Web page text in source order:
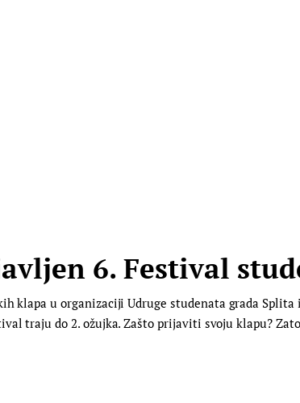
6. Festival
klapa u organizaciji Udruge studenata grada
traju do 2. ožujka. Zašto prijaviti svoju klapu?